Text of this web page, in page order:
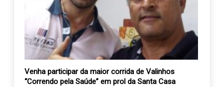
Venha participar da maior corrida de Valinhos
“Correndo pela Saúde” em prol da Santa Casa